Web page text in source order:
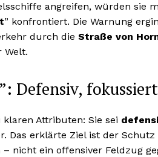
angreifen, würden sie
” konfrontiert. Die Warnung
durch die Straße von
Welt.
Defensiv,
Attributen: Sie sei
Das erklärte Ziel ist der
nicht ein offensiver Feldzug